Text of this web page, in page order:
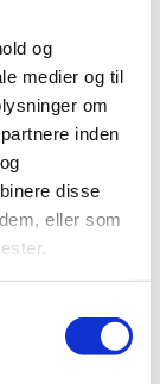
og
medier og til
om
inden
disse
eller som